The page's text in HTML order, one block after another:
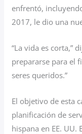
enfrentó,
2017, le dio una
“La vida es corta,”
prepararse para el
seres queridos.”
El objetivo de esta
planificación de
hispana en EE. UU.